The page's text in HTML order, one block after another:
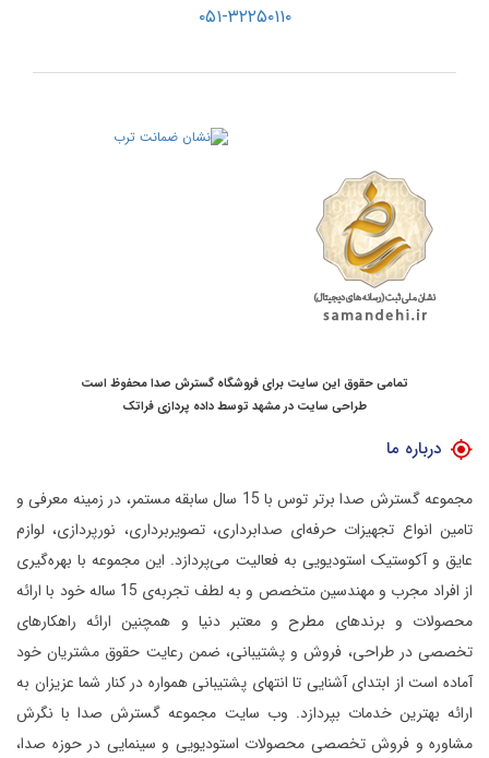
۰۵۱-۳۲۲۵۰۱۱۰
تمامی حقوق این سایت برای فروشگاه گسترش صدا محفوظ است
طراحی سایت در مشهد توسطداده پردازی فراتک
درباره ما
مجموعه گسترش صدا برتر توس با 15 سال سابقه مستمر، در زمینه معرفی و
تامین انواع تجهیزات حرفه‌ای صدابرداری، تصویربرداری، نورپردازی، لوازم
عایق و آکوستیک استودیویی به فعالیت می‌پردازد. این مجموعه با بهره‌گیری
از افراد مجرب و مهندسین متخصص و به لطف تجربه‌ی 15 ساله خود با ارائه
محصولات و برندهای مطرح و معتبر دنیا و همچنین ارائه راهکارهای
تخصصی در طراحی، فروش و پشتیبانی، ضمن رعایت حقوق مشتریان خود
آماده است از ابتدای آشنایی تا انتهای پشتیبانی همواره در کنار شما عزیزان به
ارائه بهترین خدمات بپردازد. وب سایت مجموعه گسترش صدا با نگرش
مشاوره و فروش تخصصی محصولات استودیویی و سینمایی در حوزه صدا،